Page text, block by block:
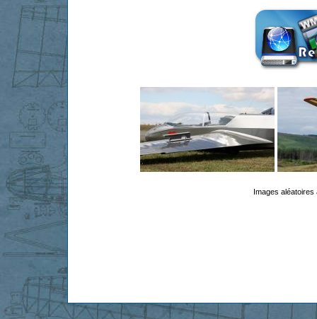
Images aléatoires